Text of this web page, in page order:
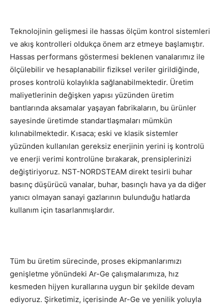
Teknolojinin gelişmesi ile hassas ölçüm kontrol sistemleri
ve akış kontrolleri oldukça önem arz etmeye başlamıştır.
Hassas performans göstermesi beklenen vanalarımız ile
ölçülebilir ve hesaplanabilir fiziksel veriler girildiğinde,
proses kontrolü kolaylıkla sağlanabilmektedir. Üretim
maliyetlerinin değişken yapısı yüzünden üretim
bantlarında aksamalar yaşayan fabrikaların, bu ürünler
sayesinde üretimde standartlaşmaları mümkün
kılınabilmektedir. Kısaca; eski ve klasik sistemler
yüzünden kullanılan gereksiz enerjinin yerini iş kontrolü
ve enerji verimi kontrolüne bırakarak, prensiplerinizi
değiştiriyoruz. NST-NORDSTEAM direkt tesirli buhar
basınç düşürücü vanalar, buhar, basınçlı hava ya da diğer
yanıcı olmayan sanayi gazlarının bulunduğu hatlarda
kullanım için tasarlanmışlardır.
Tüm bu üretim sürecinde, proses ekipmanlarımızı
genişletme yönündeki Ar-Ge çalışmalarımıza, hız
kesmeden hijyen kurallarına uygun bir şekilde devam
ediyoruz. Şirketimiz, içerisinde Ar-Ge ve yenilik yoluyla